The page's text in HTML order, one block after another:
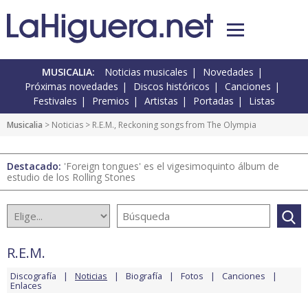
MUSICALIA: Noticias musicales
Novedades
Próximas novedades
Discos históricos
Canciones
Festivales
Premios Artistas Portadas Listas
Musicalia > Noticias > R.E.M., Reckoning songs from The Olympia
Destacado: 'Foreign tongues' es el vigesimoquinto álbum de
estudio de los Rolling Stones
R.E.M.
Discografía Noticias Biografía Fotos Canciones
Enlaces